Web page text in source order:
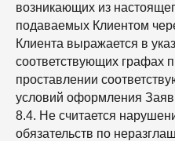
возникающих из
подаваемых Клиентом
Клиента выражается в
соответствующих графах
проставлении
условий оформления
8.4. Не считается
обязательств по